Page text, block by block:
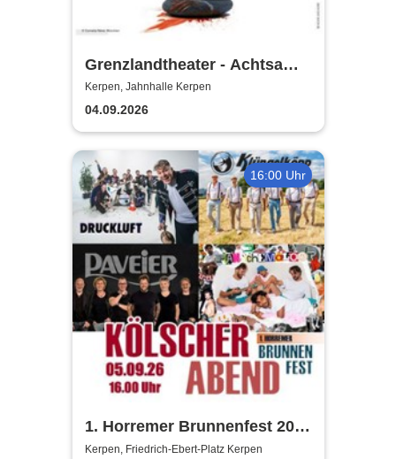
Grenzlandtheater - Achtsam
Morden durch bewusste
Ernährung
Kerpen, Jahnhalle Kerpen
04.09.2026
16:00 Uhr
1. Horremer Brunnenfest 2026
- Klüngelköpp, Druckluft,
Kerpen, Friedrich-Ebert-Platz Kerpen